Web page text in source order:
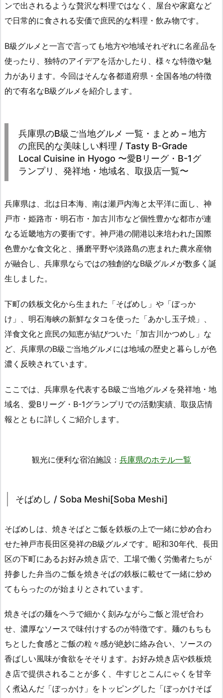
ンで出されるような贅沢な料理ではなく、屋台や家庭など
で日常的に食される安価で庶民的な料理・飲み物です。
B級グルメと一言で言っても地方や地域それぞれに名産品を
使ったり、独特のアイデアを活かしたり、様々な特徴や魅
力があります。今回はそんな各都道府県・全国各地の特徴
的で有名なB級グルメを紹介します。
兵庫県のB級ご当地グルメ 一覧・まとめ – 地方
の庶民的な美味しい料理 / Tasty B-Grade
Local Cuisine in Hyogo 〜愛Bリーグ・B-1グ
ランプリ、発祥地・地域名、取扱店一覧〜
兵庫県は、北は日本海、南は瀬戸内海と太平洋に面し、神
戸市・姫路市・明石市・加古川市など個性豊かな都市が連
なる近畿地方の要衝です。神戸港の開港以来培われた国際
色豊かな食文化と、播磨平野や淡路島の恵まれた農水産物
が融合し、兵庫県ならではの独創的なB級グルメが数多く誕
生しました。
下町の鉄板文化から生まれた「そばめし」や「ぼっか
け」、明石海峡の新鮮なタコを使った「あかし玉子焼」、
洋食文化と庶民の知恵が結びついた「加古川かつめし」な
ど、兵庫県のB級ご当地グルメには地域の歴史と暮らしが色
濃く反映されています。
ここでは、兵庫県を代表するB級ご当地グルメを発祥地・地
域名、愛Bリーグ・B-1グランプリでの活動実績、取扱店情
報とともに詳しくご紹介します。
観光に便利な宿泊施設： 兵庫県のホテル一覧
そばめし / Soba Meshi[Soba Meshi]
そばめしは、焼きそばとご飯を鉄板の上で一緒に炒め合わ
せた神戸市長田区発祥のB級グルメです。昭和30年代、長田
区の下町にあるお好み焼き店で、工場で働く労働者たちが
持参した弁当のご飯を焼きそばの鉄板に載せて一緒に炒め
てもらったのが始まりとされています。
焼きそばの麺をヘラで細かく刻みながらご飯と混ぜ合わ
せ、濃厚なソースで味付けするのが特徴です。麺のもちも
ちとした食感とご飯の粒々感が絶妙に絡み合い、ソースの
香ばしい風味が食欲をそそります。お好み焼き店や鉄板焼
き店で提供されることが多く、牛すじとこんにゃくを甘辛
く煮込んだ「ぼっかけ」をトッピングした「ぼっかけそば